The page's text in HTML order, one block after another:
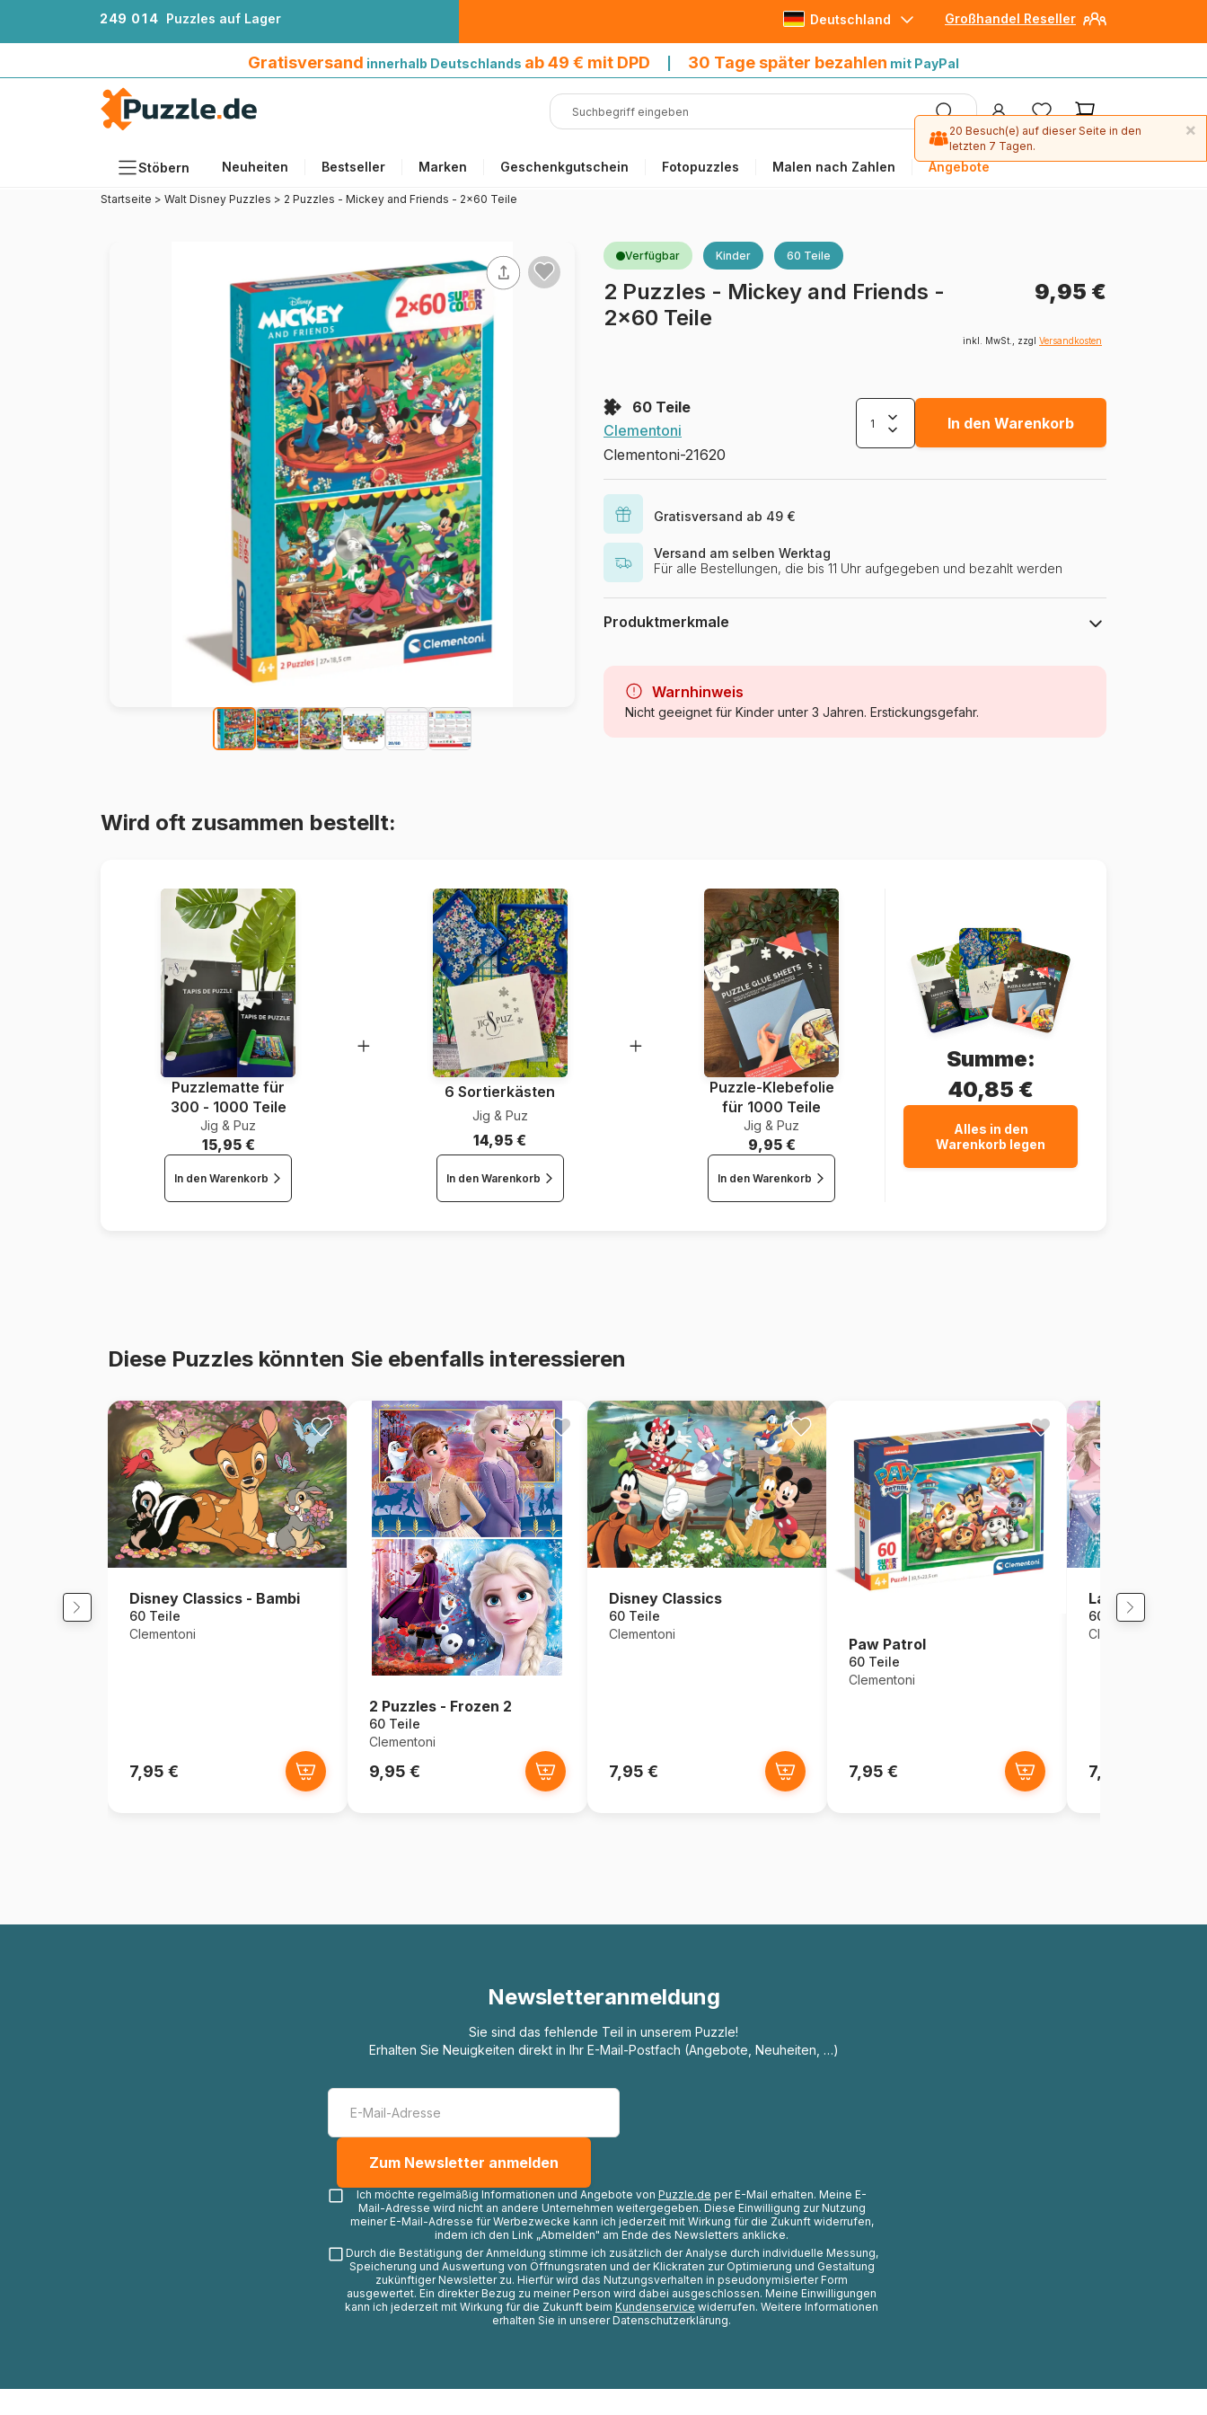
249 01 4 Puzzles auf Lager Großhandel Reseller
Deutschland
Gratisversand innerhalb Deutschlands ab 49 € mit DPD 30 Tage später bezahlen mit PayPal
Stöbern Neuheiten Bestseller Marken Geschenkgutschein Fotopuzzles Malen nach Zahlen Angebote
Künstlerinnen und Künstler
Malen nach Zahlen
Startseite > Walt Disney Puzzles > 2 Puzzles - Mickey and Friends - 2x60 Teile
Verfügbar Kinder 60 Teile
2 Puzzles - Mickey and Friends -
2x60 Teile
9,95 €
inkl. MwSt., zzgl Versandkosten
60 Teile
Clementoni
Clementoni-21620
In den Warenkorb
Gratisversand ab 49 €
Versand am selben Werktag
Für alle Bestellungen, die bis 11 Uhr aufgegeben und bezahlt werden
Produktmerkmale
Kategorie
Alter ab 6 Jahre (50 bis 100 Teile)
Warnhinweis
Nicht geeignet für Kinder unter 3 Jahren. Erstickungsgefahr.
Wird oft zusammen bestellt:
Puzzlematte für
300 - 1000 Teile
Jig & Puz
15,95 €
In den Warenkorb
6 Sortierkästen
Jig & Puz
14,95 €
In den Warenkorb
Puzzle-Klebefolie
für 1000 Teile
Jig & Puz
9,95 €
In den Warenkorb
Summe:
40,85 €
Alles in den
Warenkorb legen
Diese Puzzles könnten Sie ebenfalls interessieren
Disney Classics - Bambi
60 Teile
Clementoni
7,95 €
2 Puzzles - Frozen 2
60 Teile
Clementoni
9,95 €
Disney Classics
60 Teile
Clementoni
7,95 €
Paw Patrol
60 Teile
Clementoni
7,95 €
La Reine des
60 Teile
Clementoni
7,95 €
Newsletteranmeldung
Sie sind das fehlende Teil in unserem Puzzle!
Erhalten Sie Neuigkeiten direkt in Ihr E-Mail-Postfach (Angebote, Neuheiten, …)
Ich möchte regelmäßig Informationen und Angebote von Puzzle.de per E-Mail erhalten. Meine E-
Mail-Adresse wird nicht an andere Unternehmen weitergegeben. Diese Einwilligung zur Nutzung
meiner E-Mail-Adresse für Werbezwecke kann ich jederzeit mit Wirkung für die Zukunft widerrufen,
indem ich den Link „Abmelden" am Ende des Newsletters anklicke.
Durch die Bestätigung der Anmeldung stimme ich zusätzlich der Analyse durch individuelle Messung,
Speicherung und Auswertung von Öffnungsraten und der Klickraten zur Optimierung und Gestaltung
zukünftiger Newsletter zu. Hierfür wird das Nutzungsverhalten in pseudonymisierter Form
ausgewertet. Ein direkter Bezug zu meiner Person wird dabei ausgeschlossen. Meine Einwilligungen
kann ich jederzeit mit Wirkung für die Zukunft beim Kundenservice widerrufen. Weitere Informationen
erhalten Sie in unserer Datenschutzerklärung.
×
20 Besuch(e) auf dieser Seite in den
letzten 7 Tagen.